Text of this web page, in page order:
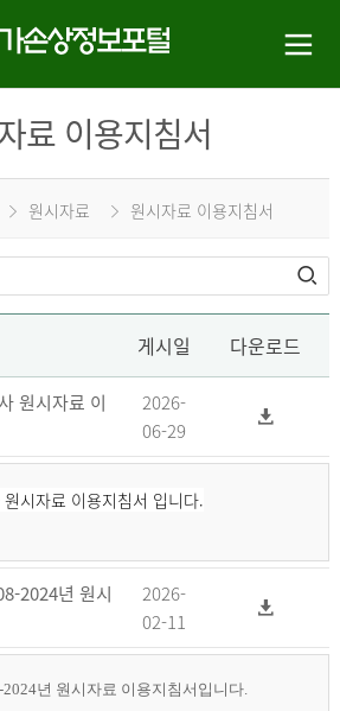
료 이용지침서
원시자료 원시자료 이용지침서
게시일 다운로드
원시자료 이
2026-
06-29
시자료 이용지침서 입니다.
2024년 원시
2026-
02-11
년 원시자료 이용지침서입니다.